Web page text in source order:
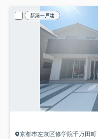
新築一戸建
京都市左京区修学院千万田町